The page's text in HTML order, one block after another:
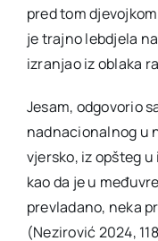
pred tom
je trajno lebdjela
izranjao iz oblaka
Jesam, odgovorio
nadnacionalnog u
vjersko, iz opšteg
kao da je u
prevladano, neka
(Nezirović 2024,